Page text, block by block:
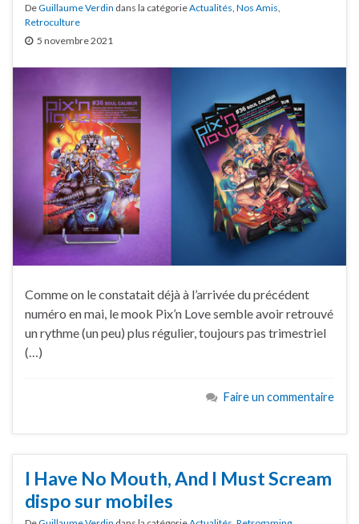
DeGuillaume Verdin dans la catégorieActualités, Nos Amis,
Retroculture
5 novembre 2021
Comme on le constatait déjà à l’arrivée du précédent
numéro en mai, le mook Pix’n Love semble avoir retrouvé
un rythme (un peu) plus régulier, toujours pas trimestriel
(…)
Faire un commentaire
I Have No Mouth, And I Must Scream
dispo sur mobiles